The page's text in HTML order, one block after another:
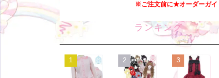
※ご注文前に★オーダーガイ
ランキング
1 2 3